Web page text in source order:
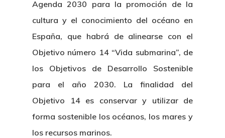
Agenda 2030 para la promoción de la
cultura y el conocimiento del océano en
España, que habrá de alinearse con el
Objetivo número 14 “Vida submarina”, de
los Objetivos de Desarrollo Sostenible
para el año 2030. La finalidad del
Objetivo 14 es conservar y utilizar de
forma sostenible los océanos, los mares y
los recursos marinos.